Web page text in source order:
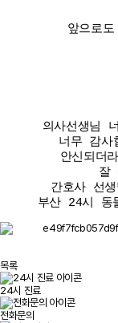
앞으로
의사선생님
너무 감사
안신되더
잘
간호사 선
부산 24시 동
목록
24시 진료
전화문의